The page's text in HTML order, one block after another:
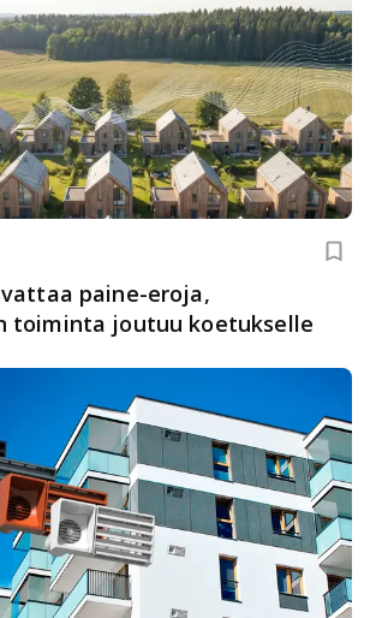
paine-eroja,
toiminta joutuu koetukselle